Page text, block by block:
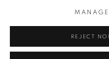
COPYRIGHT ©2024 LOFT ART
REJECT